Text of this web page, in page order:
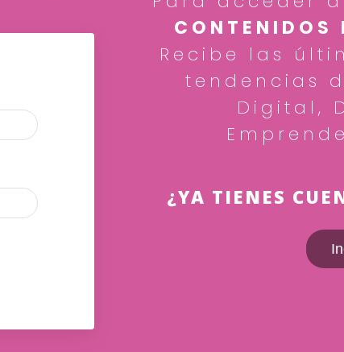
CONTENIDOS
Recibe las
tendencias
Digital,
¿YA TIENES